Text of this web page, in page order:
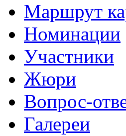
Маршрут
Номинации
Участники
Жюри
Вопрос-
Галереи